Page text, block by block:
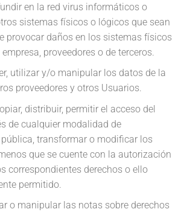
en la red virus informáticos o
sistemas físicos o lógicos que sean
provocar daños en los sistemas físicos
proveedores o de terceros.
utilizar y/o manipular los datos de la
proveedores y otros Usuarios.
distribuir, permitir el acceso del
de cualquier modalidad de
transformar o modificar los
que se cuente con la autorización
correspondientes derechos o ello
permitido.
o manipular las notas sobre derechos